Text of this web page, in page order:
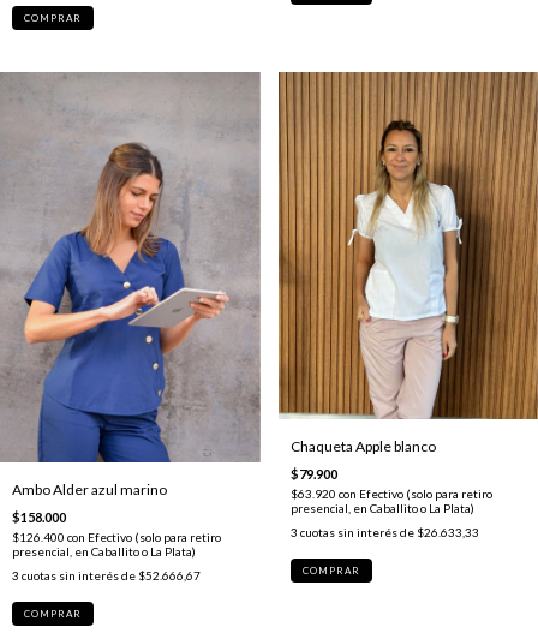
COMPRAR
Ambo Alder azul marino
$158.000
$126.400 con Efectivo (solo para retiro
presencial, en Caballito o La Plata)
3 cuotas sin interés de $52.666,67
COMPRAR
Chaqueta Apple blanco
$79.900
$63.920 con Efectivo (solo para retiro
presencial, en Caballito o La Plata)
3 cuotas sin interés de $26.633,33
COMPRAR